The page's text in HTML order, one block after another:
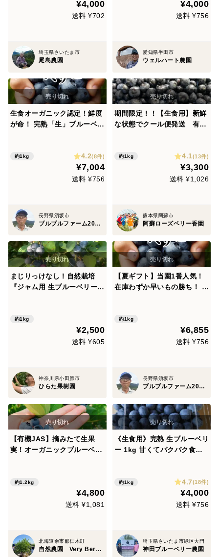
¥4,000
送料 ¥702
埼玉県さいたま市
尾島農園
¥4,000
送料 ¥756
愛知県半田市
ウェルハート農園
生食オーガニック認定！鮮度
が命！ 完熟「生」ブルーベリ
約1kg 4.2(8件)
¥7,004
送料 ¥756
長野県須坂市
ブルブルファーム20 bulubulu-farm.com
期間限定！！【生食用】新鮮
な状態でクール便発送 有機
ー1kg
約1kg 4.1(13件)
¥3,300
送料 ¥1,026
熊本県阿蘇市
阿蘇ローズベリー香園
まじりっけなし！自然栽培
『ジャム用 生ブルーベリー』
約1kg
¥2,500
送料 ¥605
神奈川県小田原市
ひらた果樹園
【夏ギフト】当園1番人気！
在庫わずか早いもの勝ち！ 生
ｇ×２(Lサイズ）完売
約1kg
¥6,855
送料 ¥756
長野県須坂市
ブルブルファーム20 bulubulu-farm.com
【有機JAS】摘みたて生果
実！オーガニックブルーベリ
約1.2kg
¥4,800
送料 ¥1,081
北海道余市郡仁木町
自然農園 Very Berry Farm UEDA
《生食用》完熟 生ブルーベリ
ー 1kg 甘くてパクパク食べ
約1kg 4.7(18件)
¥4,000
送料 ¥756
埼玉県さいたま市緑区大門
神田ブルーベリー農園